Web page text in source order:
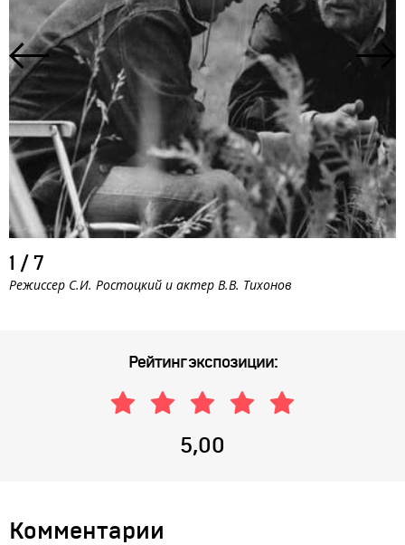
1 / 7
Режиссер С.И. Ростоцкий и актер В.В. Тихонов
Рейтинг экспозиции:
5,00
Комментарии